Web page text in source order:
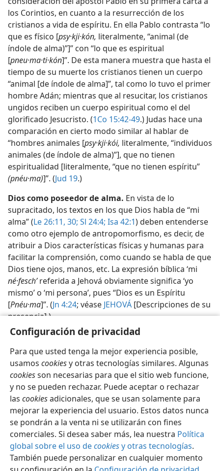
Configuración de privacidad
Para que usted tenga la mejor experiencia posible,
usamos cookiesy otras tecnologías similares. Algunas
cookiesson necesarias para que el sitio web funcione,
y no se pueden rechazar. Puede aceptar o rechazar
las cookiesadicionales, que se usan solamente para
mejorar la experiencia del usuario. Estos datos nunca
se pondrán a la venta ni se utilizarán con fines
comerciales. Si desea saber más, lea nuestra Política
global sobre el uso decookiesy otras tecnologías.
También puede personalizar en cualquier momento
los Corintios, en cuanto a la resurrección de los
cristianos a vida de espíritu. En ella Pablo contrasta “lo
que es físico [psy·kji·kón, literalmente, “animal (de
índole de alma)”]” con “lo que es espiritual
[pneu·ma·ti·kón]”. De esta manera muestra que hasta el
tiempo de su muerte los cristianos tienen un cuerpo
“animal [de índole de alma]”, tal como lo tuvo el primer
hombre Adán; mientras que al resucitar, los cristianos
ungidos reciben un cuerpo espiritual como el del
glorificado Jesucristo. (1Co 15:42-49.) Judas hace una
comparación en cierto modo similar al hablar de
“hombres animales [psy·kji·kói, literalmente, “individuos
animales (de índole de alma)”], que no tienen
espiritualidad [literalmente, “que no tienen espíritu”
(pnéu·ma)]”. (Jud 19.)
Dios como poseedor de alma. En vista de lo
supracitado, los textos en los que Dios habla de “mi
alma” (Le 26:11, 30; Sl 24:4; Isa 42:1) deben entenderse
como otro ejemplo de antropomorfismo, es decir, de
atribuir a Dios características físicas y humanas para
facilitar la comprensión, como cuando se habla de que
Dios tiene ojos, manos, etc. La expresión bíblica ‘mi
né·fesch’referida a Jehová obviamente significa ‘yo
mismo’ o ‘mi persona’, pues “Dios es un Espíritu
[Pnéu·ma]”. (Jn 4:24; véase JEHOVÁ [Descripciones de su
presencia].)
Español Compartir Configuración
Copyright© 2026 Watch Tower Bible and Tract Society of Pennsylvania
Condiciones de uso
Política de privacidad
Configuración de privacidad
JW.ORG Iniciar sesión